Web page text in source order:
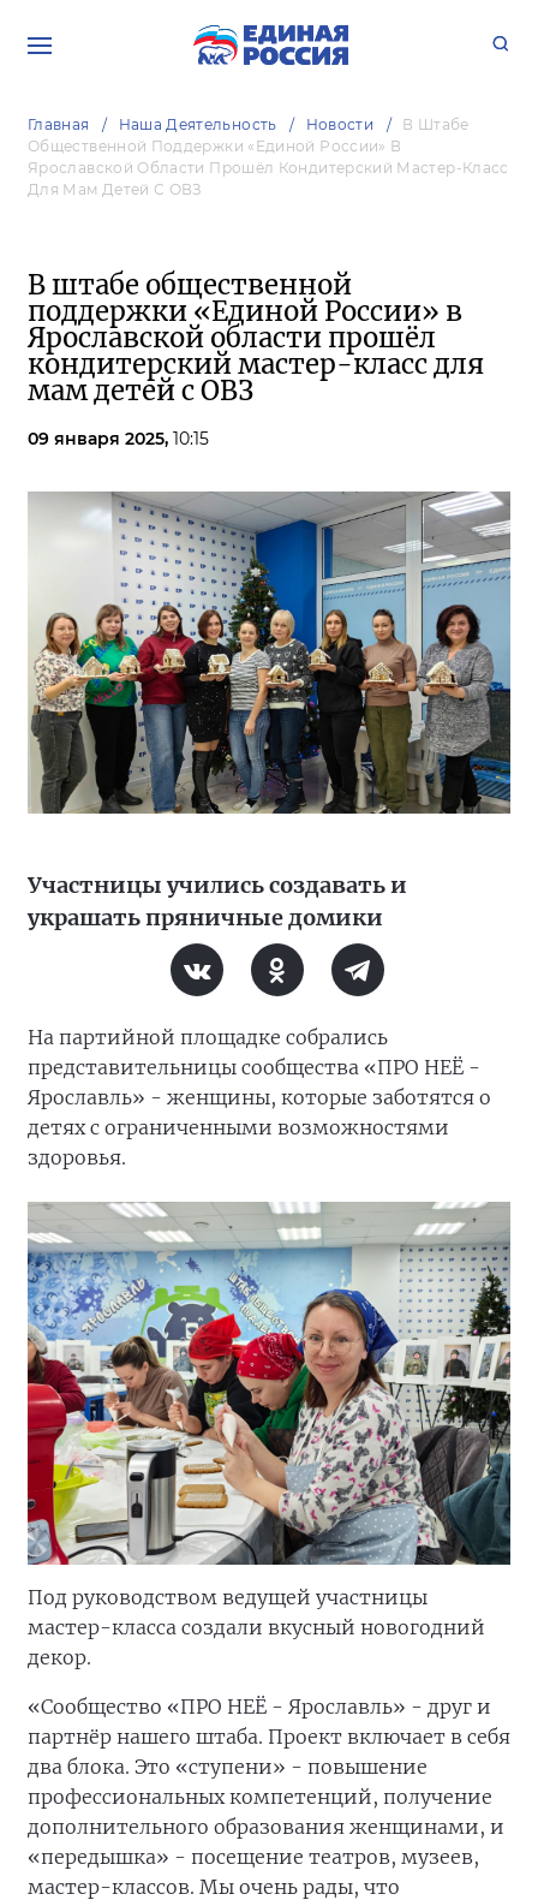
Главная Наша Деятельность Новости
В Штабе
Общественной Поддержки «Единой России» В
Ярославской Области Прошёл Кондитерский Мастер-Класс
Для Мам Детей С ОВЗ
В штабе общественной
поддержки «Единой России» в
Ярославской области прошёл
кондитерский мастер-класс для
мам детей с ОВЗ
09 января 2025, 10:15
Участницы учились создавать и
украшать пряничные домики
На партийной площадке собрались
представительницы сообщества «ПРО НЕЁ -
Ярославль» - женщины, которые заботятся о
детях с ограниченными возможностями
здоровья.
Под руководством ведущей участницы
мастер-класса создали вкусный новогодний
декор.
«Сообщество «ПРО НЕЁ - Ярославль» - друг и
партнёр нашего штаба. Проект включает в себя
два блока. Это «ступени» - повышение
профессиональных компетенций, получение
дополнительного образования женщинами, и
«передышка» - посещение театров, музеев,
мастер-классов. Мы очень рады, что